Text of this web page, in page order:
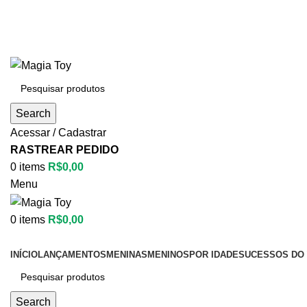
Search
Acessar / Cadastrar
RASTREAR PEDIDO
0 items R$0,00
Menu
0 items R$0,00
INÍCIOLANÇAMENTOSMENINASMENINOSPOR IDADESUCESSOS DO
Search